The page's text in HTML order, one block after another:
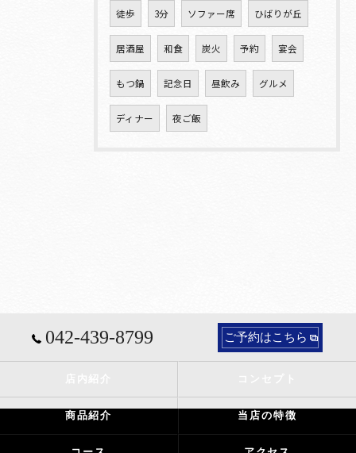
徒歩 3分 ソファー席 ひばりが丘
居酒屋 和食 炭火 予約 宴会
もつ鍋 記念日 昼飲み グルメ
ディナー 夜ご飯
042-439-8799 ご予約はこちら
商品紹介 当店の特徴